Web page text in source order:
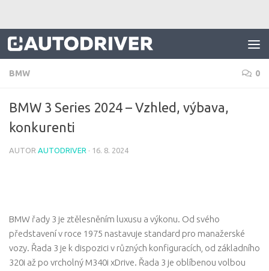
BMW 0
BMW 3 Series 2024 – Vzhled, výbava,
konkurenti
AUTOR AUTODRIVER · 16. 8. 2024
BMW řady 3 je ztělesněním luxusu a výkonu. Od svého
představení v roce 1975 nastavuje standard pro manažerské
vozy. Řada 3 je k dispozici v různých konfiguracích, od základního
320i až po vrcholný M340i xDrive. Řada 3 je oblíbenou volbou